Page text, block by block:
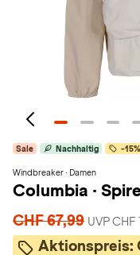
Sale Nachhaltig -
Windbreaker · Damen
Columbia ·
CHF 67,99 UVP CHF
Aktionspreis: